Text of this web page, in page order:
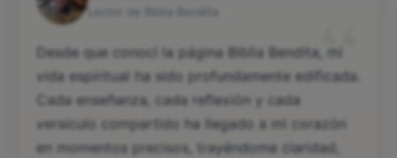
“
Desde que conocí la página Biblia Bendita, mi
vida espiritual ha sido profundamente edificada.
Cada enseñanza, cada reflexión y cada
versículo compartido ha llegado a mi corazón
en momentos precisos, trayéndome claridad,